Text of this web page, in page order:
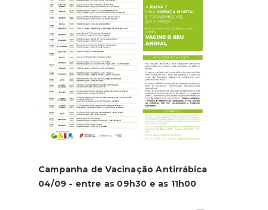
Campanha de Vacinação Antirrábica
04/09 - entre as 09h30 e as 11h00